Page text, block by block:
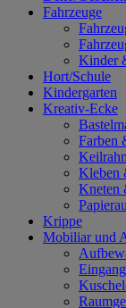
Fahrzeuge
Kinder
Hort/Schule
Kindergarten
Kreativ-Ecke
Farben
Kleben
Kneten
Krippe
Mobiliar und